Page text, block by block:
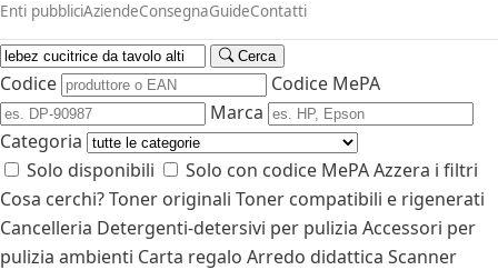
Enti pubbliciAziendeConsegnaGuideContatti
Cerca
Codice
Codice MePA
Marca
Categoria
Solo disponibili
Solo con codice MePAAzzera i filtri
Cosa cerchi?Toner originali Toner compatibili e rigenerati
Cancelleria Detergenti-detersivi per pulizia Accessori per
pulizia ambienti Carta regalo Arredo didattica Scanner